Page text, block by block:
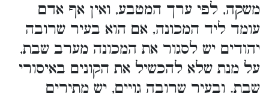
משקה, לפי ערך המטבע, ואין אף אדם
עומד ליד המכונה, אם הוא בעיר שרובה
יהודים יש לסגור את המכונה מערב שבת,
על מנת שלא להכשיל את הקונים באיסורי
שבת. ובעיר שרובה גויים, יש מתירים